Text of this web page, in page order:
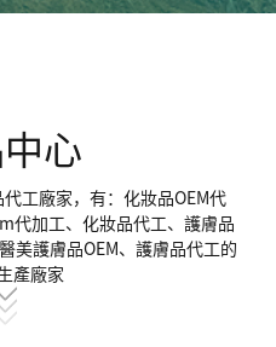
心
工廠家，有：化妝品OEM代
代加工、化妝品代工、護膚品
美護膚品OEM、護膚品代工的
產廠家